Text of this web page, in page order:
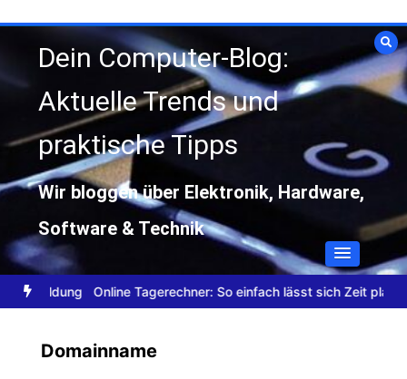
Inhalt
springenDein Computer-Blog:
Aktuelle Trends und
praktische Tipps
Wir bloggen über Elektronik, Hardware,
Software & Technik
Online Tagerechner: So einfach lässt sich Zeit planen
Domainname